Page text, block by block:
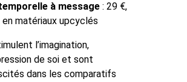
à message : 29 €,
matériaux upcyclés
l’imagination,
de soi et sont
dans les comparatifs